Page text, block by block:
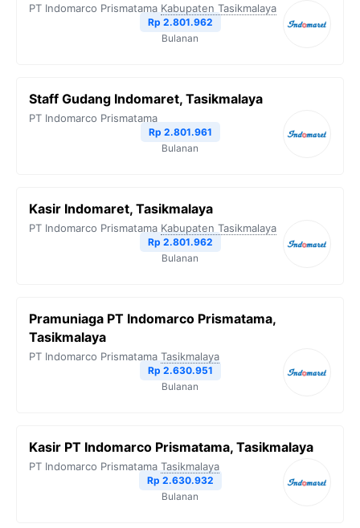
PT Indomarco Prismatama Kabupaten Tasikmalaya
Rp 2.801.962
Bulanan
Staff Gudang Indomaret, Tasikmalaya
PT Indomarco Prismatama
Rp 2.801.961
Bulanan
Kasir Indomaret, Tasikmalaya
PT Indomarco Prismatama Kabupaten Tasikmalaya
Rp 2.801.962
Bulanan
Pramuniaga PT Indomarco Prismatama,
Tasikmalaya
PT Indomarco Prismatama Tasikmalaya
Rp 2.630.951
Bulanan
Kasir PT Indomarco Prismatama, Tasikmalaya
PT Indomarco Prismatama Tasikmalaya
Rp 2.630.932
Bulanan